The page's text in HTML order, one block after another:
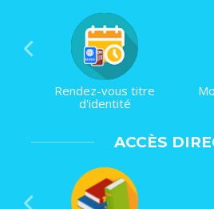
Rendez-vous titre
d'identité
ACCÈS